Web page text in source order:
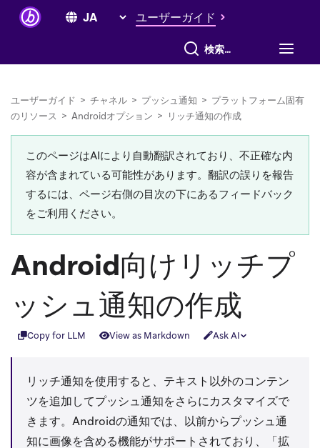
ユーザーガイド
すべて検索
ユーザーガイド > チャネル > プッシュ通知 > プラットフォーム固有
のリソース > Androidオプション > リッチ通知の作成
このページはAIにより自動翻訳されており、不正確な内
容が含まれている可能性があります。翻訳の誤りを報告
するには、ページ右側の目次の下にあるフィードバック
をご利用ください。
Android向けリッチプ
ッシュ通知の作成
Copy for LLM View as Markdown Ask AI
リッチ通知を使用すると、テキスト以外のコンテン
ツを追加してプッシュ通知をさらにカスタマイズで
きます。Androidの通知では、以前からプッシュ通
知に画像を含める機能がサポートされており、「拡